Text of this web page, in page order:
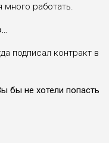
работать.
подписал контракт в
бы не хотели попасть